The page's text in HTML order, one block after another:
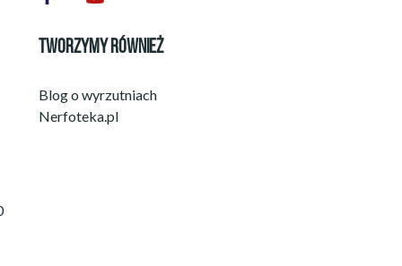
TWORZYMY RÓWNIEŻ
Blog o wyrzutniach
Nerfoteka.pl